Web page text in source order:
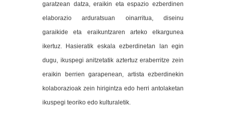
garatzean datza, eraikin eta espazio ezberdinen
elaborazio arduratsuan oinarritua, diseinu
garaikide eta eraikuntzaren arteko elkargunea
ikertuz. Hasieratik eskala ezberdinetan lan egin
dugu, ikuspegi anitzetatik aztertuz eraberritze zein
eraikin berrien garapenean, artista ezberdinekin
kolaborazioak zein hirigintza edo herri antolaketan
ikuspegi teoriko edo kulturaletik.